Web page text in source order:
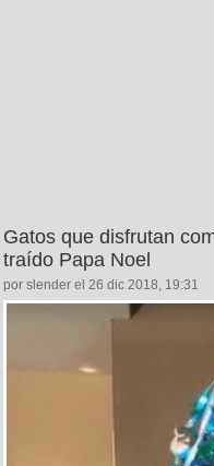
Gatos que disfrutan
traído Papa Noel
por slender el 26 dic 2018, 19:31